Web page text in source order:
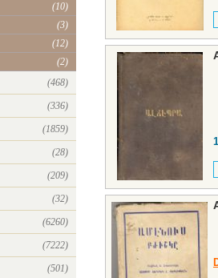
(10)
(3)
(12)
(2)
(468)
(336)
(1859)
(28)
(209)
(32)
(6260)
(7222)
(501)